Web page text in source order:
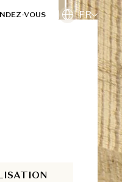
VOUS FR